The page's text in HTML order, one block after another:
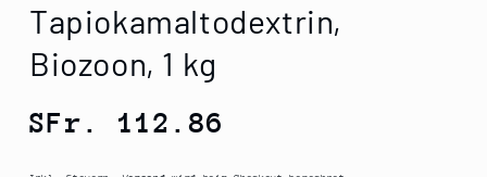
Tapiokamaltodextrin,
Biozoon, 1 kg
Normaler
SFr. 112.86